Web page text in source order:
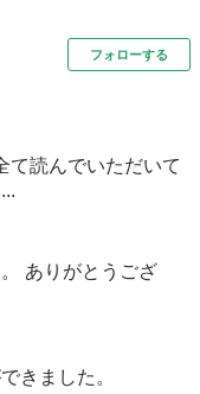
フォローする
て読んでいただいて
ありがとうござ
きました。